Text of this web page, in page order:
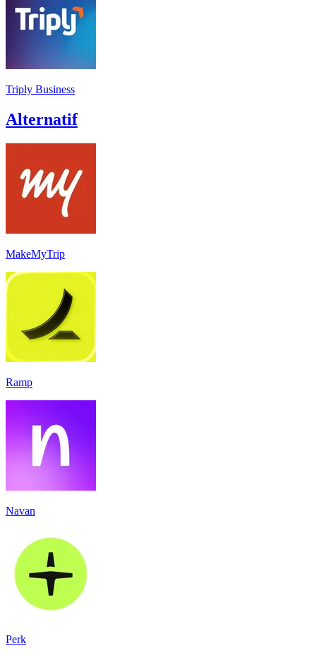
Triply Business
Alternatif
MakeMyTrip
Ramp
Navan
Perk